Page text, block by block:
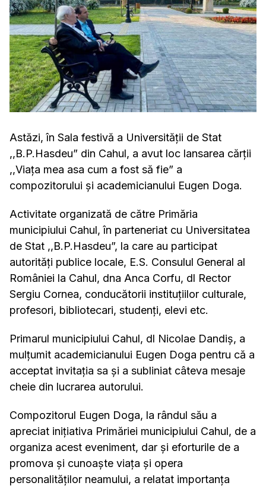
Astăzi, în Sala festivă a Universității de Stat
,,B.P.Hasdeu” din Cahul, a avut loc lansarea cărții
,,Viața mea asa cum a fost să fie” a
compozitorului și academicianului Eugen Doga.
Activitate organizată de către Primăria
municipiului Cahul, în parteneriat cu Universitatea
de Stat ,,B.P.Hasdeu”, la care au participat
autorități publice locale, E.S. Consulul General al
României la Cahul, dna Anca Corfu, dl Rector
Sergiu Cornea, conducătorii instituțiilor culturale,
profesori, bibliotecari, studenți, elevi etc.
Primarul municipiului Cahul, dl Nicolae Dandiș, a
mulțumit academicianului Eugen Doga pentru că a
acceptat invitația sa și a subliniat câteva mesaje
cheie din lucrarea autorului.
Compozitorul Eugen Doga, la rândul său a
apreciat inițiativa Primăriei municipiului Cahul, de a
organiza acest eveniment, dar și eforturile de a
promova și cunoaște viața și opera
personalităților neamului, a relatat importanța